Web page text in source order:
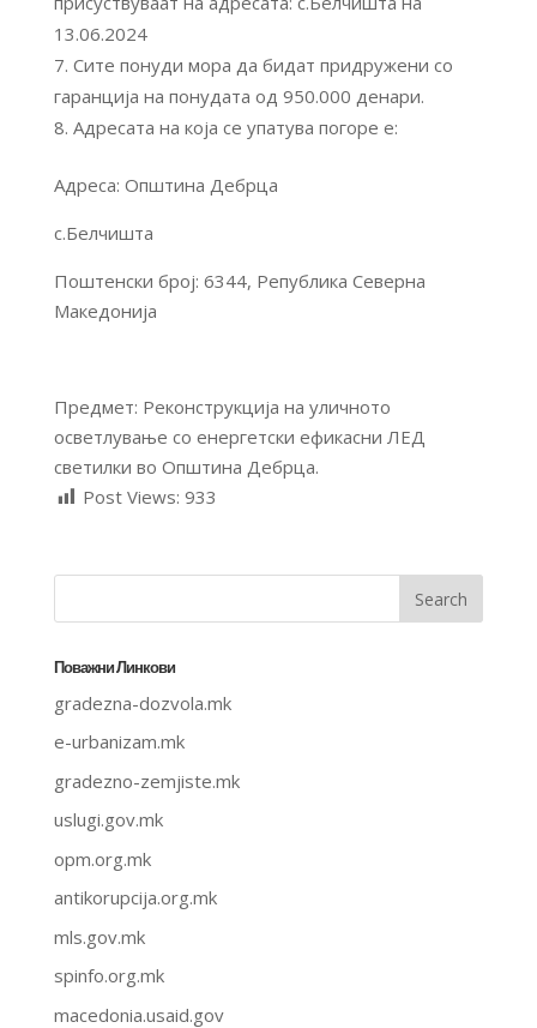
13.06.2024
Сите понуди мора да бидат придружени со
гаранција на понудата од 950.000 денари.
Адресата на која се упатува погоре е:
Адреса: Општина Дебрца
с.Белчишта
Поштенски број: 6344, Република Северна
Македонија
Предмет: Реконструкција на уличното
осветлување со енергетски ефикасни ЛЕД
светилки во Општина Дебрца.
Post Views: 933
Поважни Линкови
gradezna-dozvola.mk
e-urbanizam.mk
gradezno-zemjiste.mk
uslugi.gov.mk
opm.org.mk
antikorupcija.org.mk
mls.gov.mk
spinfo.org.mk
macedonia.usaid.gov